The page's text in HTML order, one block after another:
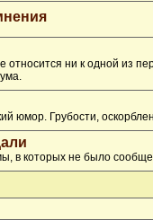
относится ни к одной из
юмор. Грубости,
в которых не было